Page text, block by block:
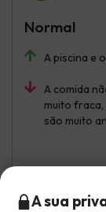
A piscina e
A comida
muito
são muito
Normal
A sua